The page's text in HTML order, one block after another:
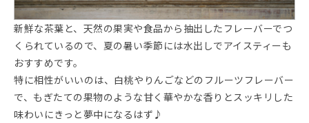
新鮮な茶葉と、天然の果実や食品から抽出したフレーバーでつ
くられているので、夏の暑い季節には水出しでアイスティーも
おすすめです。
特に相性がいいのは、白桃やりんごなどのフルーツフレーバー
で、もぎたての果物のような甘く華やかな香りとスッキリした
味わいにきっと夢中になるはず♪